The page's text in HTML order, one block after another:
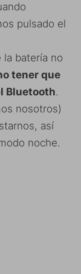
pulsado el
la batería no
tener que
Bluetooth.
nosotros)
así
noche.